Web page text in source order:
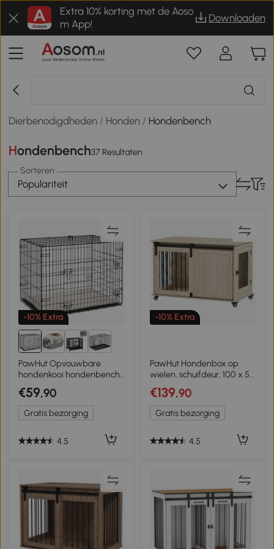
Extra 10% korting met de Aoso
m App!
Downloaden
Dierbenodigdheden / Honden / Hondenbench
Hondenbench37 Resultaten
Sorteren
Populariteit
-10% Extra
PawHut Opvouwbare
hondenkooi hondenbench
met 2 deuren,
transportkooi met
uitschuifbare bodembak,
kussen 75 x 48,5 x 53 cm
€59,90
Gratis bezorging
4.5
-10% Extra
PawHut Hondenbox op
wielen, schuifdeur, 100 x 56
x 65 cm, hout, staal
€139,90
Gratis bezorging
4.5